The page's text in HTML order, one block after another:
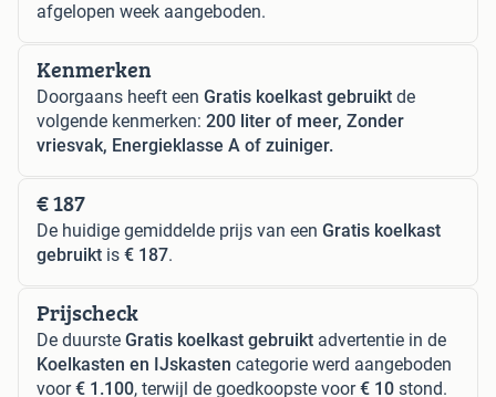
afgelopen week aangeboden.
Kenmerken
Doorgaans heeft een Gratis koelkast gebruikt de
volgende kenmerken: 200 liter of meer, Zonder
vriesvak, Energieklasse A of zuiniger.
€ 187
De huidige gemiddelde prijs van een Gratis koelkast
gebruikt is € 187.
Prijscheck
De duurste Gratis koelkast gebruikt advertentie in de
Koelkasten en IJskasten categorie werd aangeboden
voor€ 1.100, terwijl de goedkoopste voor€ 10 stond.